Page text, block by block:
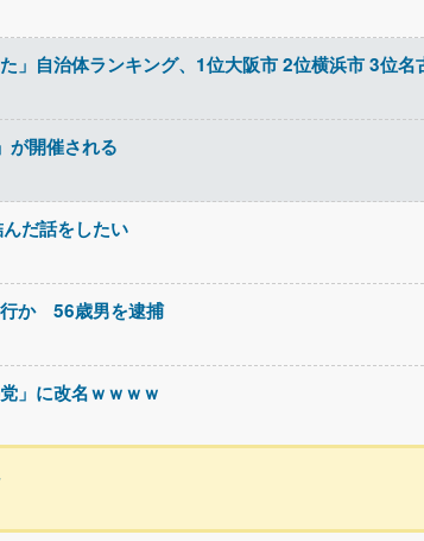
」自治体ランキング、1位大阪市 2位横浜市 3位
が開催される
だ話をしたい
行か 56歳男を逮捕
」に改名ｗｗｗｗ